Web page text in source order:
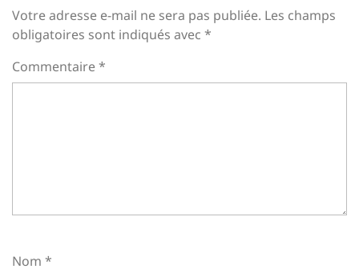
Votre adresse e-mail ne sera pas publiée. Les champs
obligatoires sont indiqués avec *
Commentaire*
Nom *